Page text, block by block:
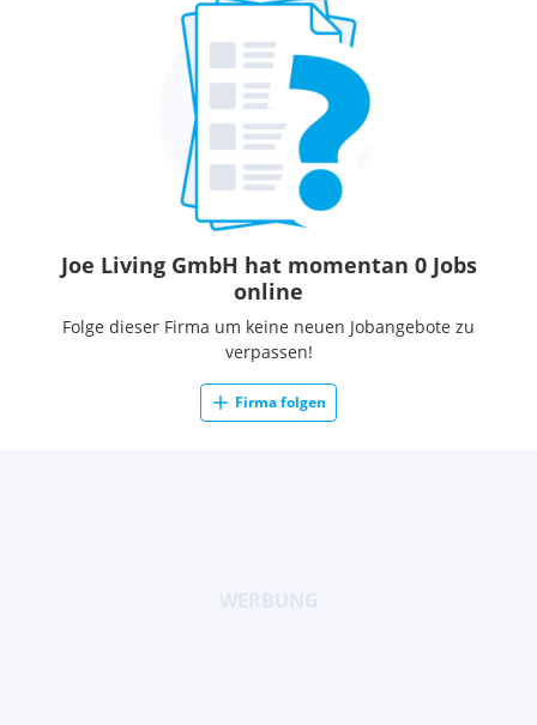
Joe Living GmbH hat momentan 0 Jobs
online
Folge dieser Firma um keine neuen Jobangebote zu
verpassen!
Firma folgen